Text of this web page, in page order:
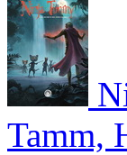
Tamm,